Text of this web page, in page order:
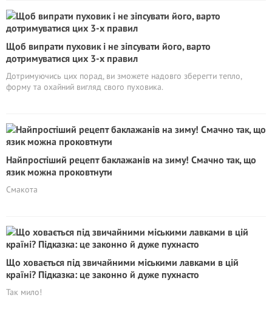
Щоб випрати пуховик і не зіпсувати його, варто
дотримуватися цих 3-х правил
Дотримуючись цих порад, ви зможете надовго зберегти тепло,
форму та охайний вигляд свого пуховика.
Найпростіший рецепт баклажанів на зиму! Смачно так, що
язик можна проковтнути
Смакота
Що ховається під звичайними міськими лавками в цій
країні? Підказка: це законно й дуже пухнасто
Так мило!